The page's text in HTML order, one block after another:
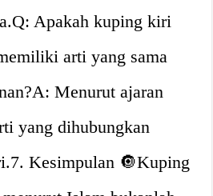
Apakah kuping kiri
arti yang sama
Menurut ajaran
yang dihubungkan
Kesimpulan 🔘Kuping